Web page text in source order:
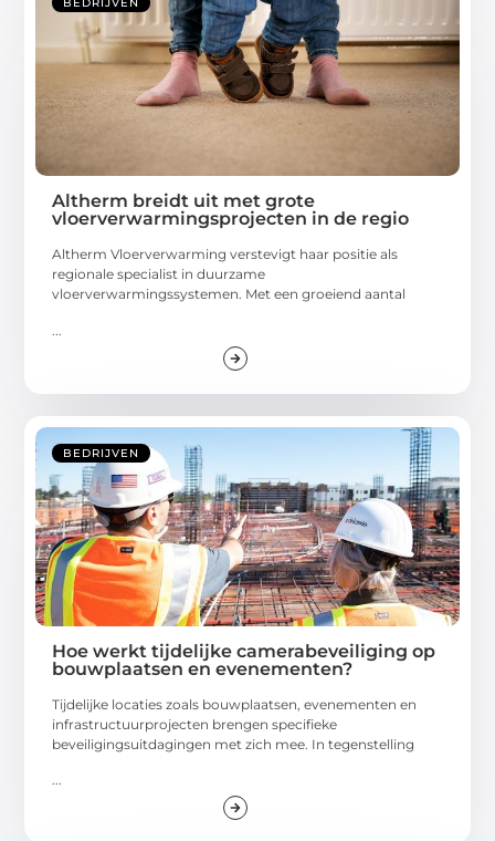
BEDRIJVEN
Altherm breidt uit met grote
vloerverwarmingsprojecten in de regio
Altherm Vloerverwarming verstevigt haar positie als
regionale specialist in duurzame
vloerverwarmingssystemen. Met een groeiend aantal
BEDRIJVEN
Hoe werkt tijdelijke camerabeveiliging op
bouwplaatsen en evenementen?
Tijdelijke locaties zoals bouwplaatsen, evenementen en
infrastructuurprojecten brengen specifieke
beveiligingsuitdagingen met zich mee. In tegenstelling